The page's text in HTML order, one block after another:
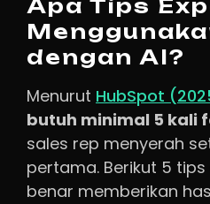
Apa Tips
dengan AI?
Menurut HubSpot
butuh minimal 5 kali
sales rep menyerah
pertama. Berikut 5
benar memberikan